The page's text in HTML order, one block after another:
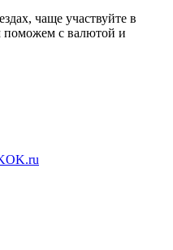
чаще участвуйте в
поможем с валютой и
OK.ru